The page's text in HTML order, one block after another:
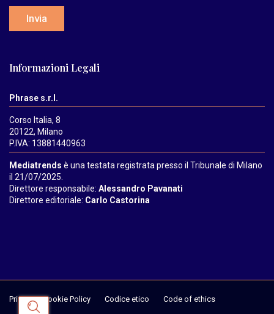
Invia
Informazioni Legali
Phrase s.r.l.
Corso Italia, 8
20122, Milano
P.IVA: 13881440963
Mediatrends è una testata registrata presso il Tribunale di Milano
il 21/07/2025.
Direttore responsabile: Alessandro Pavanati
Direttore editoriale: Carlo Castorina
Privacy & Cookie Policy Codice etico Code of ethics